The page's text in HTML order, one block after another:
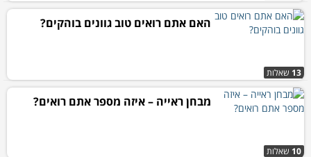
13 שאלות
האם אתם רואים טוב גוונים בוהקים?
10 שאלות
מבחן ראייה – איזה מספר אתם רואים?